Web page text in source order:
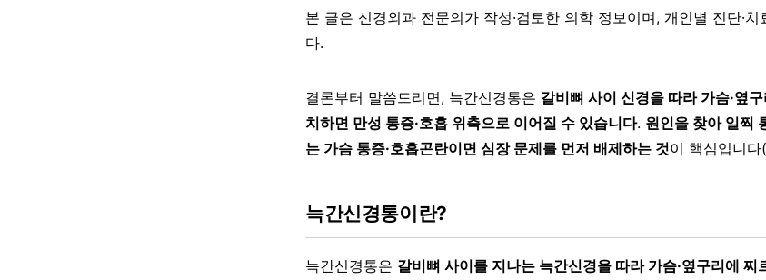
본 글은 신경외과 전문의가 작성·검토한 의학 정보이며, 개인별 진단·
다.
결론부터 말씀드리면, 늑간신경통은 갈비뼈 사이 신경을 따라 가슴·옆
치하면 만성 통증·호흡 위축으로 이어질 수 있습니다. 원인을 찾아 일찍
는 가슴 통증·호흡곤란이면 심장 문제를 먼저 배제하는 것이 핵심입니
늑간신경통이란?
늑간신경통은 갈비뼈 사이를 지나는 늑간신경을 따라 가슴·옆구리에 찌